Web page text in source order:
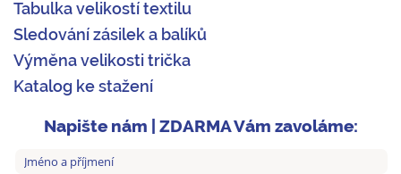
Tabulka velikostí textilu
Sledování zásilek a balíků
Výměna velikosti trička
Katalog ke stažení
Napište nám | ZDARMA Vám zavoláme: